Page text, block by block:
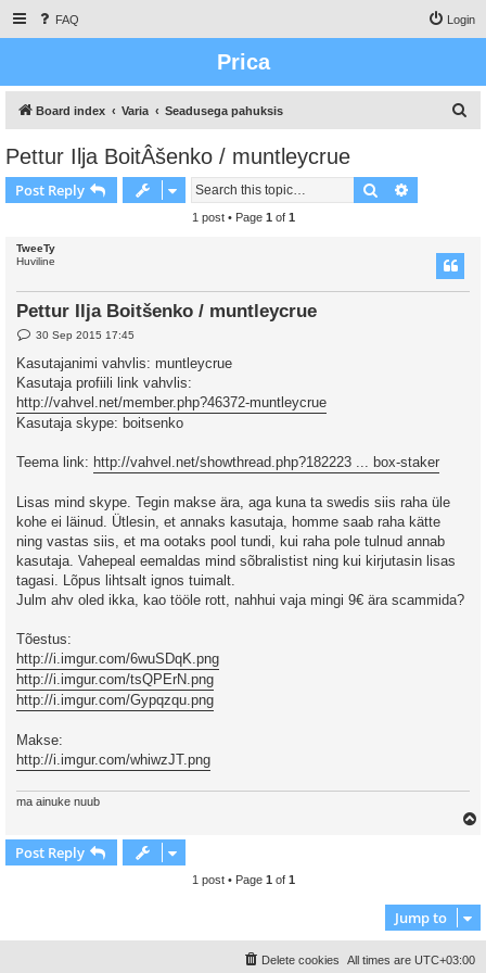
FAQ Login
Prica
Board index Varia Seadusega pahuksis
Pettur Ilja BoitÂšenko / muntleycrue
Post Reply Search
1 post • Page 1 of 1
TweeTy
Huviline
Pettur Ilja Boitšenko / muntleycrue
P
s
t
30 Sep 2015 17:45
Kasutajanimi vahvlis: muntleycrue
Kasutaja profiili link vahvlis:
http://vahvel.net/member.php?46372-muntleycrue
Kasutaja skype: boitsenko
Teema link: http://vahvel.net/showthread.php?182223 ... box-staker
Lisas mind skype. Tegin makse ära, aga kuna ta swedis siis raha üle
kohe ei läinud. Ütlesin, et annaks kasutaja, homme saab raha kätte
ning vastas siis, et ma ootaks pool tundi, kui raha pole tulnud annab
kasutaja. Vahepeal eemaldas mind sõbralistist ning kui kirjutasin lisas
tagasi. Lõpus lihtsalt ignos tuimalt.
Julm ahv oled ikka, kao tööle rott, nahhui vaja mingi 9€ ära scammida?
Tõestus:
http://i.imgur.com/6wuSDqK.png
http://i.imgur.com/tsQPErN.png
http://i.imgur.com/Gypqzqu.png
Makse:
http://i.imgur.com/whiwzJT.png
ma ainuke nuub
Post Reply
1 post • Page 1 of 1
Jump to
All times are UTC+03:00
Delete cookies